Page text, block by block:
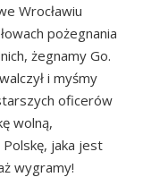
Wrocławiu
pożegnania
żegnamy Go.
i myśmy
oficerów
wolną,
jaka jest
wygramy!